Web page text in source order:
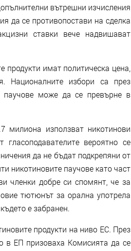
вътрешни изчисления
да се противопостави на сделка
ставки вече надвишават
имат политическа цена,
Националните избори са през
паучове може да се превърне в
милиона използват никотинови
вероятно се
да не бъдат подкрепяни от
никотиновите паучове като част
членки добре си спомянт, че за
тютюнът за орална употрела
е забранен.
продукти на ниво ЕС. През
в ЕП призоваха Комисията да се